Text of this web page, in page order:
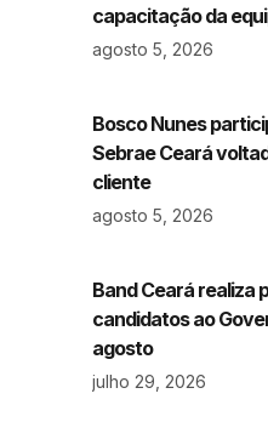
capacitação da
agosto 5, 2026
Bosco Nunes
Sebrae Ceará
cliente
agosto 5, 2026
Band Ceará realiza
candidatos ao
agosto
julho 29, 2026